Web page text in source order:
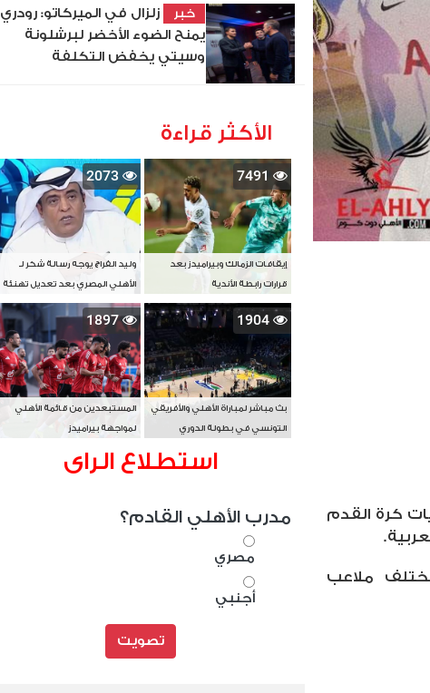
كرة القدم
.
ملاعب
خبر
زلزال في الميركاتو: رودري
يمنح الضوء الأخضر لبرشلونة
وسيتي يخفض التكلفة
الأكثر قراءة
7491
إيقافات الزمالك وبيراميدز بعد
قرارات رابطة الأندية
2073
وليد الفراج يوجه رسالة شكر لـ
الأهلي المصري بعد تعديل تهنئة
بطل آسيا
1904
بث مباشر لمباراة الأهلي والأفريقي
التونسي في بطولة الدوري
1897
المستبعدين من قائمة الأهلي
لمواجهة بيراميدز
استطلاع الراى
مدرب الأهلي القادم؟
مصري
أجنبي
تصويت